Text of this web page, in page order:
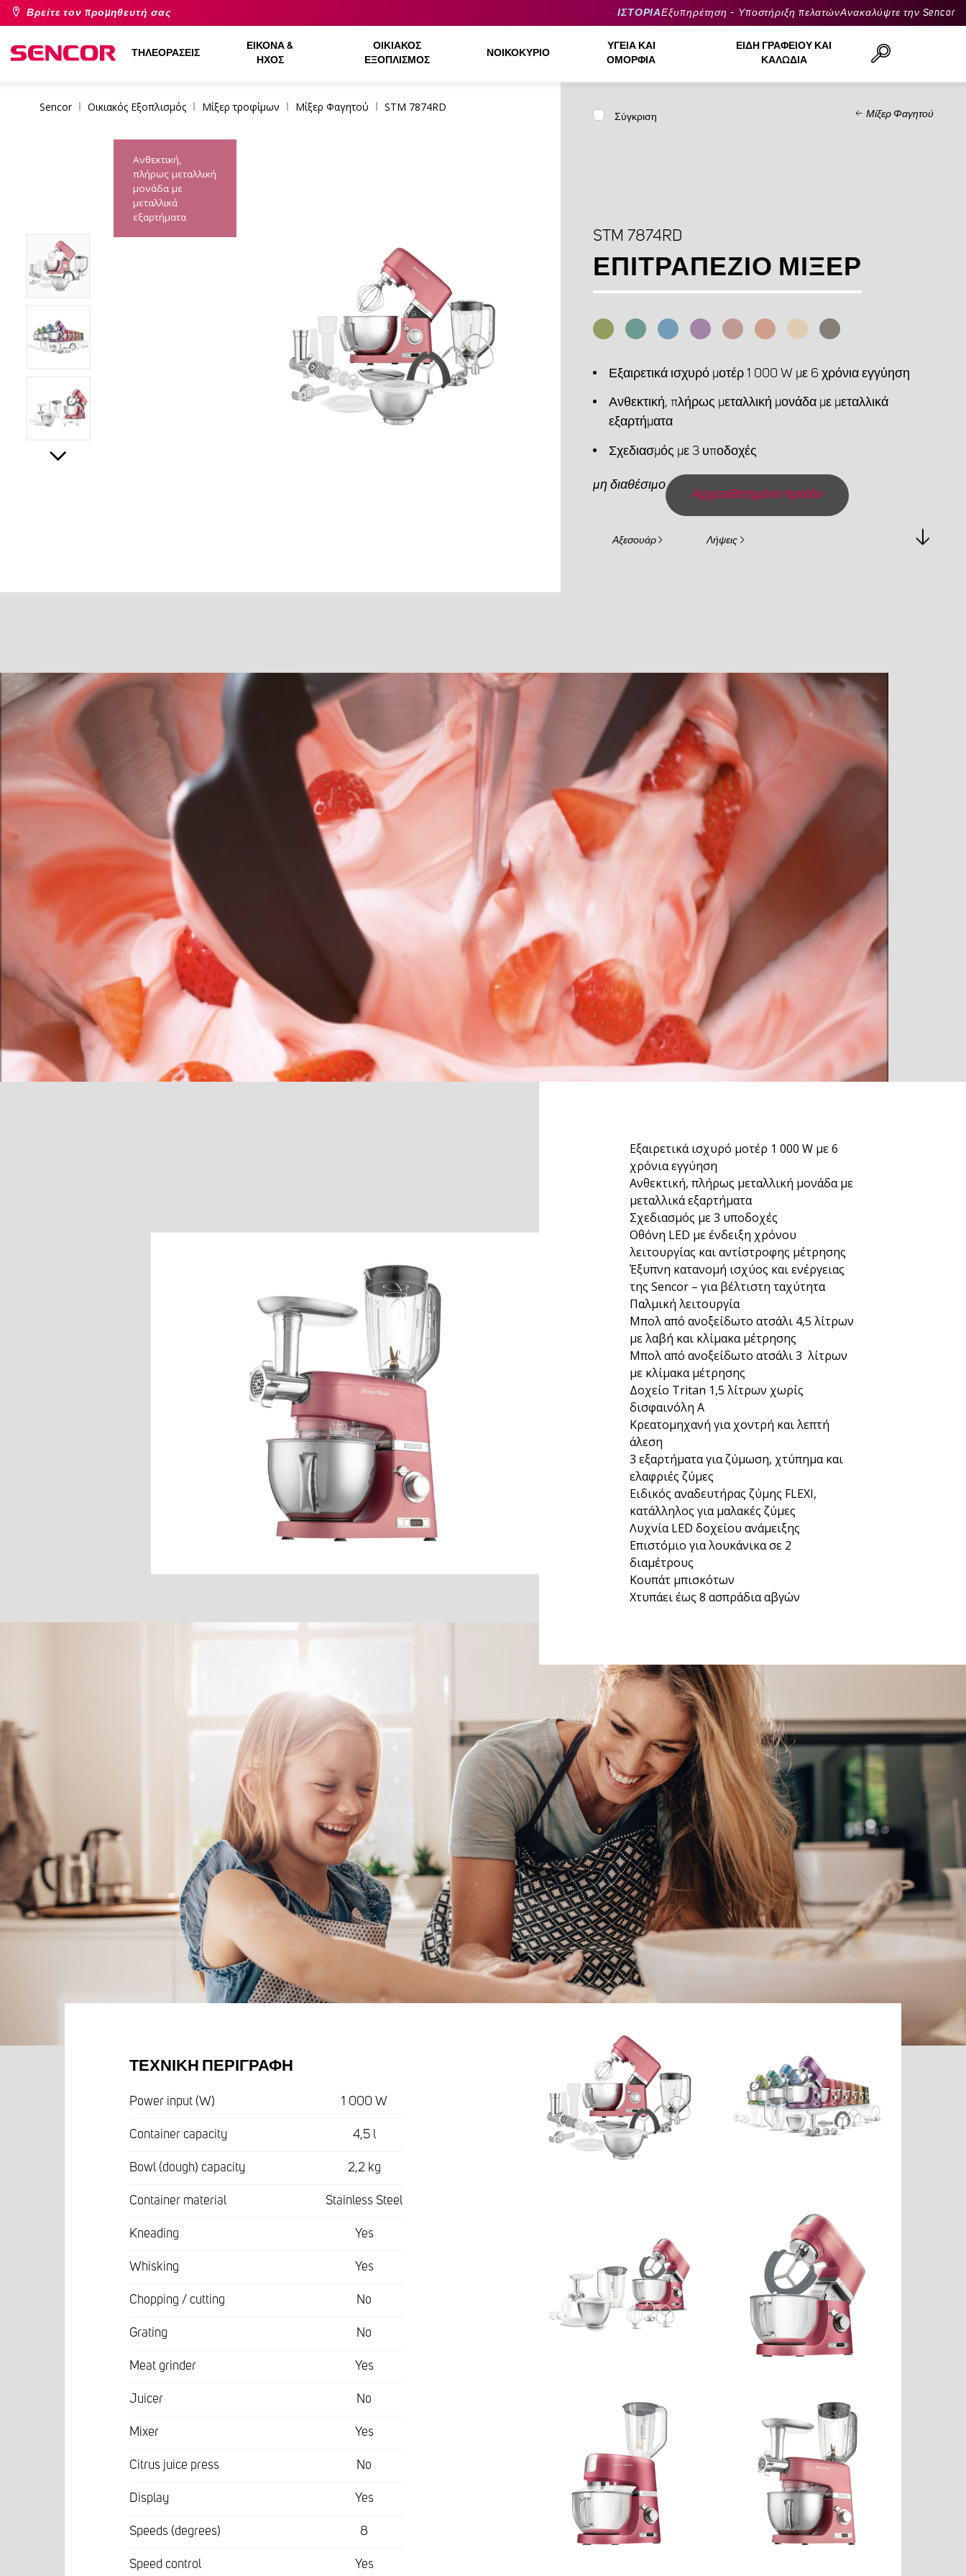
Βρείτε τον προμηθευτή σας ΙΣΤΟΡΙΑΕξυπηρέτηση - Υποστήριξη πελατώνΑνακαλύψτε την Sencor
ΤΗΛΕΟΡΆΣΕΙΣ
ΕΙΚΌΝΑ &
ΉΧΟΣ
ΟΙΚΙΑΚΌΣ
ΕΞΟΠΛΙΣΜΌΣ
ΝΟΙΚΟΚΥΡΙΌ
ΥΓΕΊΑ ΚΑΙ
ΟΜΟΡΦΙΆ
ΕΊΔΗ ΓΡΑΦΕΊΟΥ ΚΑΙ
ΚΑΛΏΔΙΑ
Sencor Οικιακός Εξοπλισμός Μίξερ τροφίμων Μίξερ Φαγητού STM 7874RD
Ανθεκτική,
πλήρως μεταλλική
μονάδα με
μεταλλικά
εξαρτήματα
Σύγκριση Μίξερ Φαγητού
STM 7874RD
ΕΠΙΤΡΑΠΈΖΙΟ ΜΊΞΕΡ
Εξαιρετικά ισχυρό μοτέρ 1 000 W με 6 χρόνια εγγύηση
Ανθεκτική, πλήρως μεταλλική μονάδα με μεταλλικά
εξαρτήματα
Σχεδιασμός με 3 υποδοχές
Αρχειοθετημένο προϊόν
μη διαθέσιμο
Αξεσουάρ Λήψεις
Εξαιρετικά ισχυρό μοτέρ 1 000 W με 6
χρόνια εγγύηση
Ανθεκτική, πλήρως μεταλλική μονάδα με
μεταλλικά εξαρτήματα
Σχεδιασμός με 3 υποδοχές
Οθόνη LED με ένδειξη χρόνου
λειτουργίας και αντίστροφης μέτρησης
Έξυπνη κατανομή ισχύος και ενέργειας
της Sencor – για βέλτιστη ταχύτητα
Παλμική λειτουργία
Μπολ από ανοξείδωτο ατσάλι 4,5 λίτρων
με λαβή και κλίμακα μέτρησης
Μπολ από ανοξείδωτο ατσάλι 3 λίτρων
με κλίμακα μέτρησης
Δοχείο Tritan 1,5 λίτρων χωρίς
δισφαινόλη Α
Κρεατομηχανή για χοντρή και λεπτή
άλεση
3 εξαρτήματα για ζύμωση, χτύπημα και
ελαφριές ζύμες
Ειδικός αναδευτήρας ζύμης FLEXI,
κατάλληλος για μαλακές ζύμες
Λυχνία LED δοχείου ανάμειξης
Επιστόμιο για λουκάνικα σε 2
διαμέτρους
Κουπάτ μπισκότων
Χτυπάει έως 8 ασπράδια αβγών
ΤΕΧΝΙΚΉ ΠΕΡΙΓΡΑΦΉ
Power input (W) 1 000 W
Container capacity 4,5 l
Bowl (dough) capacity 2,2 kg
Container material Stainless Steel
Kneading Yes
Whisking Yes
Chopping / cutting No
Grating No
Meat grinder Yes
Juicer No
Mixer Yes
Citrus juice press No
Display Yes
Speeds (degrees) 8
Speed control Yes